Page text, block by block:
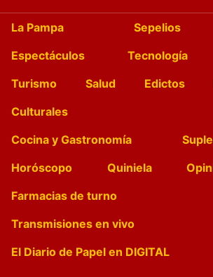
La Pampa Sepelios
Espectáculos
Tecnología
Turismo
Salud Edictos
Culturales
Cocina y Gastronomía
Horóscopo
Quiniela
Farmacias de turno
Transmisiones en vivo
El Diario de Papel en DIGITAL